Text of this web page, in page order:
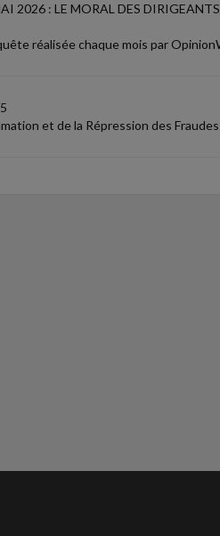
2026 : LE MORAL DES
réalisée chaque mois par
et de la Répression des